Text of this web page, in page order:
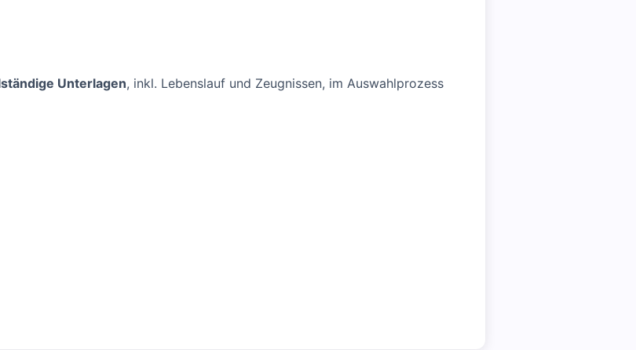
Unterlagen, inkl. Lebenslauf und Zeugnissen, im Auswahlprozess